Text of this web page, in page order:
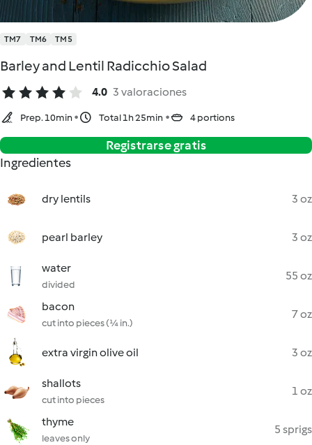
TM7 TM6 TM5
Barley and Lentil Radicchio Salad
4.0 3 valoraciones
Prep. 10min Total 1h 25min 4 portions
Registrarse gratis
Ingredientes
dry lentils 3 oz
pearl barley 3 oz
water
divided
55 oz
bacon
cut into pieces (¼ in.)
7 oz
extra virgin olive oil 3 oz
shallots
cut into pieces
1 oz
thyme
leaves only
5 sprigs